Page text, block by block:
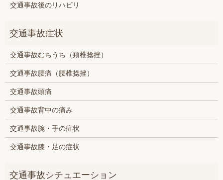
交通事故後のリハビリ
交通事故むちうち（頚椎捻挫）
交通事故腰痛（腰椎捻挫）
交通事故頭痛
交通事故背中の痛み
交通事故腕・手の症状
交通事故膝・足の症状